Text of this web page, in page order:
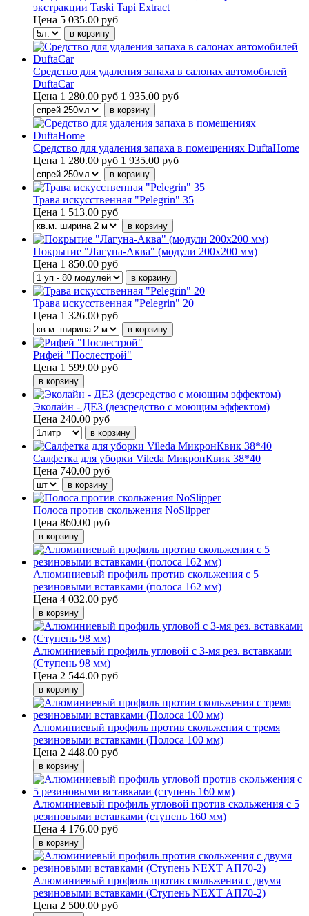
экстракции Taski Tapi Extract
Цена 5 035.00 руб
Средство для удаления запаха в салонах автомобилей
DuftaCar
Цена 1 280.00 руб 1 935.00 руб
Средство для удаления запаха в помещениях DuftaHome
Цена 1 280.00 руб 1 935.00 руб
Трава искусственная "Pelegrin" 35
Цена 1 513.00 руб
Покрытие "Лагуна-Аква" (модули 200х200 мм)
Цена 1 850.00 руб
Трава искусственная "Pelegrin" 20
Цена 1 326.00 руб
Рифей "Послестрой"
Цена 1 599.00 руб
Эколайн - ДЕЗ (дезсредство с моющим эффектом)
Цена 240.00 руб
Салфетка для уборки Vileda МикронКвик 38*40
Цена 740.00 руб
Полоса против скольжения NoSlipper
Цена 860.00 руб
Алюминиевый профиль против скольжения с 5
резиновыми вставками (полоса 162 мм)
Цена 4 032.00 руб
Алюминиевый профиль угловой с 3-мя рез. вставками
(Ступень 98 мм)
Цена 2 544.00 руб
Алюминиевый профиль против скольжения с тремя
резиновыми вставками (Полоса 100 мм)
Цена 2 448.00 руб
Алюминиевый профиль угловой против скольжения с 5
резиновыми вставками (ступень 160 мм)
Цена 4 176.00 руб
Алюминиевый профиль против скольжения с двумя
резиновыми вставками (Ступень NEXT АП70-2)
Цена 2 500.00 руб